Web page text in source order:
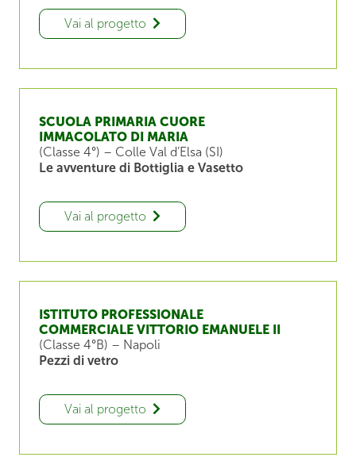
Vai al progetto
SCUOLA PRIMARIA CUORE
IMMACOLATO DI MARIA
(Classe 4°) – Colle Val d’Elsa (SI)
Le avventure di Bottiglia e Vasetto
Vai al progetto
ISTITUTO PROFESSIONALE
COMMERCIALE VITTORIO EMANUELE II
(Classe 4°B) – Napoli
Pezzi di vetro
Vai al progetto